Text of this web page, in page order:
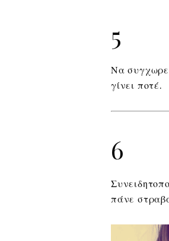
5
Να
γίνει ποτέ.
6
πάνε